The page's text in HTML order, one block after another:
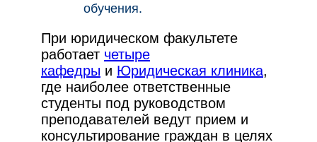
обучения.
При юридическом факультете
работает четыре
кафедры и Юридическая клиника,
где наиболее ответственные
студенты под руководством
преподавателей ведут прием и
консультирование граждан в целях